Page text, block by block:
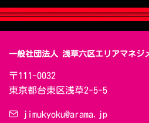
一般社団法人 浅草六区エリアマネジ
〒111-0032
東京都台東区浅草2-5-5
jimukyoku@arama.jp